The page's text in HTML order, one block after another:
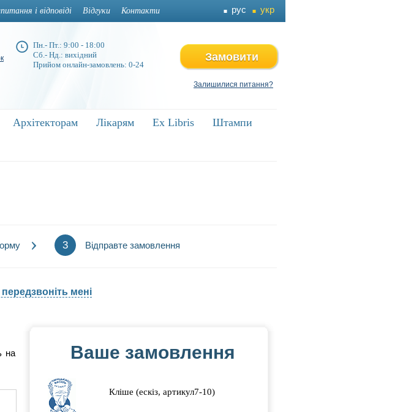
і відповіді Відгуки Контакти рус укр
Пн.- Пт.: 9:00 - 18:00
Сб.- Нд.: вихідний
Прийом онлайн-замовлень: 0-24
Замовити
Залишилися питання?
Архітекторам
Архітекторам Лікарям
Лікарям Ex Libris
Ex Libris Штампи
Штампи
3 Відправте замовлення
мені
на
Ваше замовлення
Кліше (ескіз, артикул7-10)